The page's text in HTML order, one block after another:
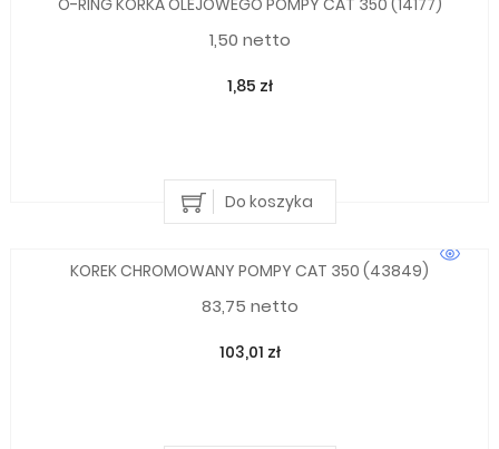
O-RING KORKA OLEJOWEGO POMPY CAT 350 (14177)
1,50 netto
1,85 zł
Do koszyka
KOREK CHROMOWANY POMPY CAT 350 (43849)
83,75 netto
103,01 zł